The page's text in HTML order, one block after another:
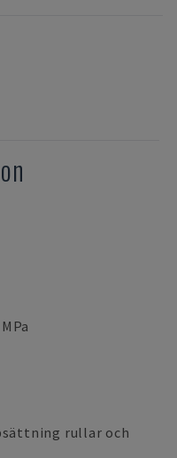
rullar och